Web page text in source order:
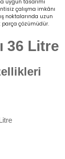
uygun tasarımı
çalışma imkânı
noktalarında uzun
parça çözümüdür.
36 Litre